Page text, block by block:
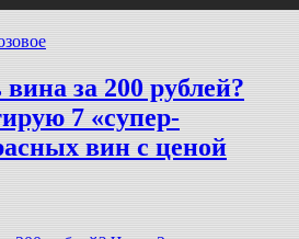
за 200 рублей?
7 «супер-
вин с ценой